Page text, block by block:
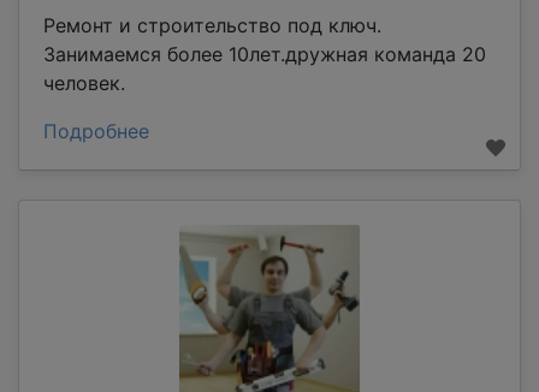
Ремонт и строительство под ключ.
Занимаемся более 10лет.дружная команда 20
человек.
Подробнее